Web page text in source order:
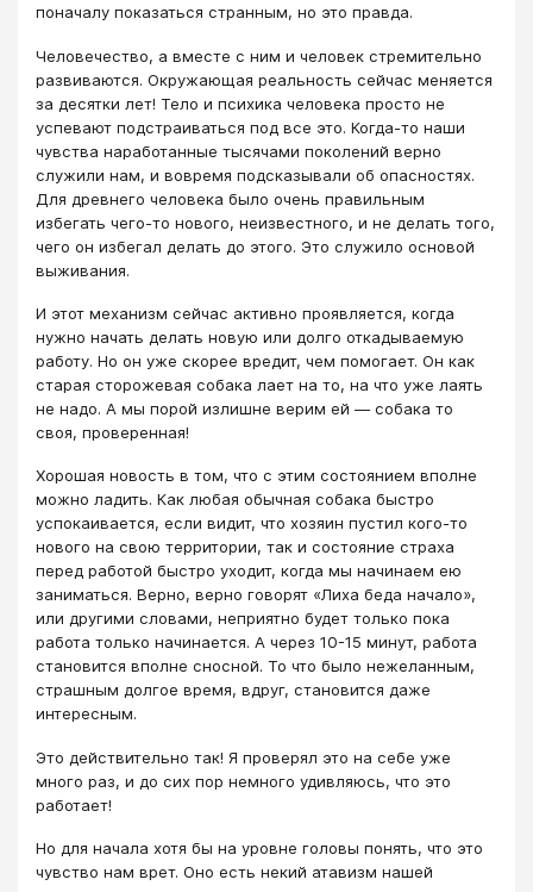
поначалу показаться странным, но это правда.
Человечество, а вместе с ним и человек стремительно
развиваются. Окружающая реальность сейчас меняется
за десятки лет! Тело и психика человека просто не
успевают подстраиваться под все это. Когда-то наши
чувства наработанные тысячами поколений верно
служили нам, и вовремя подсказывали об опасностях.
Для древнего человека было очень правильным
избегать чего-то нового, неизвестного, и не делать того,
чего он избегал делать до этого. Это служило основой
выживания.
И этот механизм сейчас активно проявляется, когда
нужно начать делать новую или долго откадываемую
работу. Но он уже скорее вредит, чем помогает. Он как
старая сторожевая собака лает на то, на что уже лаять
не надо. А мы порой излишне верим ей — собака то
своя, проверенная!
Хорошая новость в том, что с этим состоянием вполне
можно ладить. Как любая обычная собака быстро
успокаивается, если видит, что хозяин пустил кого-то
нового на свою территории, так и состояние страха
перед работой быстро уходит, когда мы начинаем ею
заниматься. Верно, верно говорят «Лиха беда начало»,
или другими словами, неприятно будет только пока
работа только начинается. А через 10-15 минут, работа
становится вполне сносной. То что было нежеланным,
страшным долгое время, вдруг, становится даже
интересным.
Это действительно так! Я проверял это на себе уже
много раз, и до сих пор немного удивляюсь, что это
работает!
Но для начала хотя бы на уровне головы понять, что это
чувство нам врет. Оно есть некий атавизм нашей